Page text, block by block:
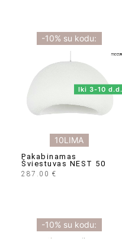
10LIMA
-10% su kodu:
Iki 3-10 d.d.
Pakabinamas
Šviestuvas NEST 50
287.00 €
-10% su kodu: